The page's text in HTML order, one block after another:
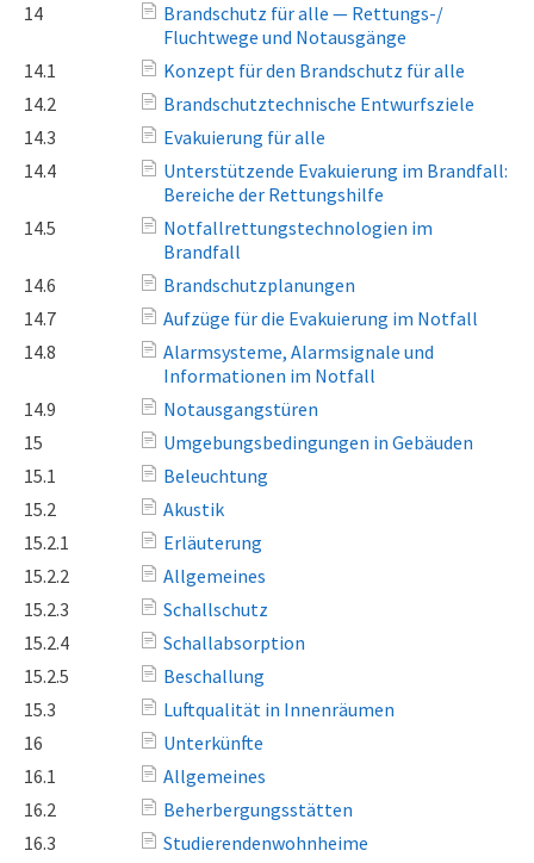
14
Brandschutz für alle — Rettungs-/
Fluchtwege und Notausgänge
14.1
Konzept für den Brandschutz für alle
14.2
Brandschutztechnische Entwurfsziele
14.3
Evakuierung für alle
14.4
Unterstützende Evakuierung im Brandfall:
Bereiche der Rettungshilfe
14.5
Notfallrettungstechnologien im
Brandfall
14.6
Brandschutzplanungen
14.7
Aufzüge für die Evakuierung im Notfall
14.8
Alarmsysteme, Alarmsignale und
Informationen im Notfall
14.9
Notausgangstüren
15
Umgebungsbedingungen in Gebäuden
15.1
Beleuchtung
15.2
Akustik
15.2.1
Erläuterung
15.2.2
Allgemeines
15.2.3
Schallschutz
15.2.4
Schallabsorption
15.2.5
Beschallung
15.3
Luftqualität in Innenräumen
16
Unterkünfte
16.1
Allgemeines
16.2
Beherbergungsstätten
16.3
Studierendenwohnheime